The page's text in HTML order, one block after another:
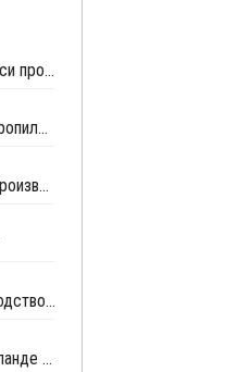
PTT Global возобновила производство окиси пропилена в Таиланде после ремонта
PTT Global закрыла производство окиси пропилена в Таиланде на ремонт
PTT Global планирует в октябре закрыть производство пропилена в Таиланде на ремонт
IRPC в середине февраля закроет производство ПП на ремонт
IRPC возобновила производство ПП в Таиланде после ремонта